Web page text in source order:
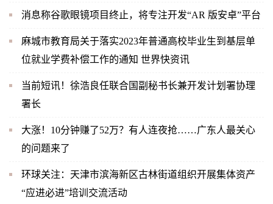
消息称谷歌眼镜项目终止，将专注开发“AR 版安卓”平台
麻城市教育局关于落实2023年普通高校毕业生到基层单
位就业学费补偿工作的通知 世界快资讯
当前短讯！徐浩良任联合国副秘书长兼开发计划署协理
署长
大涨！10分钟赚了52万？有人连夜抢……广东人最关心
的问题来了
环球关注：天津市滨海新区古林街道组织开展集体资产
“应进必进”培训交流活动